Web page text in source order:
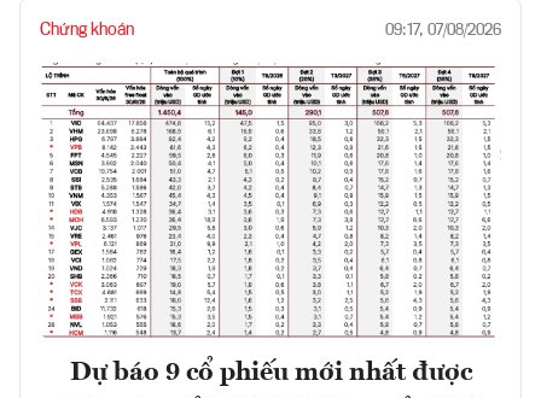
Chứng khoán 09:17, 07/08/2026
Dự báo 9 cổ phiếu mới nhất được